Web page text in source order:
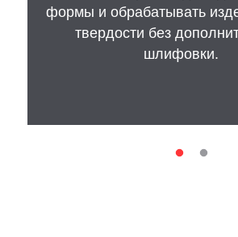
формы и обрабатывать
твердости без
шлифовки.